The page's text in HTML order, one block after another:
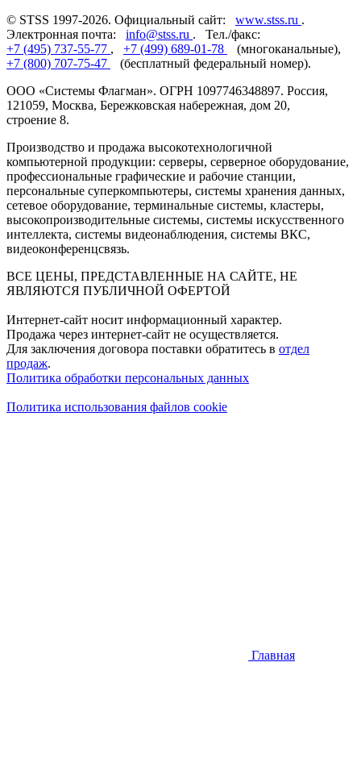
© STSS 1997-2026. Официальный сайт: www.stss.ru .
Электронная почта: info@stss.ru . Тел./факс:
+7 (495) 737-55-77 , +7 (499) 689-01-78
(многоканальные),
+7 (800) 707-75-47
(бесплатный федеральный номер).
ООО «Системы Флагман». ОГРН 1097746348897. Россия,
121059, Москва, Бережковская набережная, дом 20,
строение 8.
Производство и продажа высокотехнологичной
компьютерной продукции: серверы, серверное оборудование,
профессиональные графические и рабочие станции,
персональные суперкомпьютеры, системы хранения данных,
сетевое оборудование, терминальные системы, кластеры,
высокопроизводительные системы, системы искусственного
интеллекта, системы видеонаблюдения, системы ВКС,
видеоконференцсвязь.
ВСЕ ЦЕНЫ, ПРЕДСТАВЛЕННЫЕ НА САЙТЕ, НЕ
ЯВЛЯЮТСЯ ПУБЛИЧНОЙ ОФЕРТОЙ
Интернет-сайт носит информационный характер.
Продажа через интернет-сайт не осуществляется.
Для заключения договора поставки обратитесь в отдел
продаж.
Политика обработки персональных данных
Политика использования файлов cookie
Главная